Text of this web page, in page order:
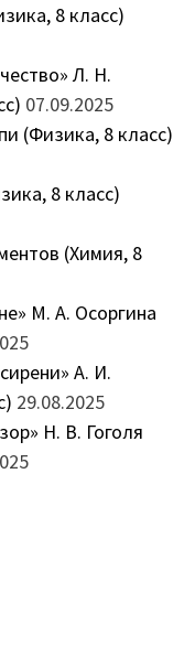
8 класс)
Л. Н.
07.09.2025
(Физика, 8 класс)
8 класс)
(Химия, 8
М. А. Осоргина
А. И.
29.08.2025
Н. В. Гоголя